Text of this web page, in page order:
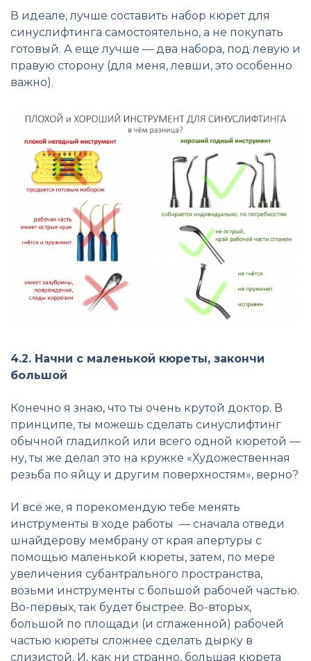
В идеале, лучше составить набор кюрет для
синуслифтинга самостоятельно, а не покупать
готовый. А еще лучше — два набора, под левую и
правую сторону (для меня, левши, это особенно
важно).
4.2. Начни с маленькой кюреты, закончи
большой
Конечно я знаю, что ты очень крутой доктор. В
принципе, ты можешь сделать синуслифтинг
обычной гладилкой или всего одной кюретой —
ну, ты же делал это на кружке «Художественная
резьба по яйцу и другим поверхностям», верно?
И всё же, я порекомендую тебе менять
инструменты в ходе работы — сначала отведи
шнайдерову мембрану от края апертуры с
помощью маленькой кюреты, затем, по мере
увеличения субантрального пространства,
возьми инструменты с большой рабочей частью.
Во-первых, так будет быстрее. Во-вторых,
большой по площади (и сглаженной) рабочей
частью кюреты сложнее сделать дырку в
слизистой. И, как ни странно, большая кюрета